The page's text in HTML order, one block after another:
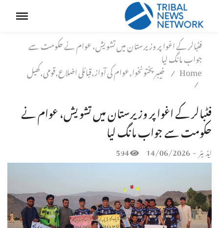
فٹبالر کے اغوا پر وزیرستان میں تشویش، عوام نے حکومت سے
جواب مانگ لیا
Home
/ خیبر پختونخوا,عوام کی آواز,قبائلی اضلاع,قومی,کھیل
/
فٹبالر کے اغوا پر وزیرستان میں تشویش، عوام نے
حکومت سے جواب مانگ لیا
ایڈیٹر -
14/06/2026